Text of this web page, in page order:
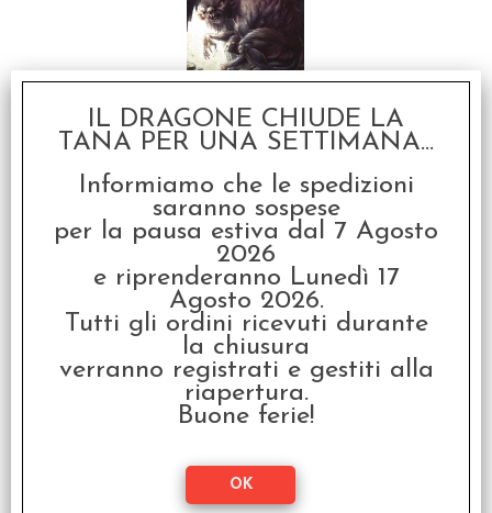
Choose Cthulhu Vol.6 - I
Sogni nella Casa della
Strega
€ 9,90
€ 7,92
I clienti che hanno acquistato questo
prodotto, hanno scelto anche questi
articoli
IL DRAGONE CHIUDE LA
TANA PER UNA SETTIMANA...
Informiamo che le spedizioni
saranno sospese
per la pausa estiva dal 7 Agosto
2026
e riprenderanno Lunedì 17
Agosto 2026.
Tutti gli ordini ricevuti durante
la chiusura
verranno registrati e gestiti alla
riapertura.
Buone ferie!